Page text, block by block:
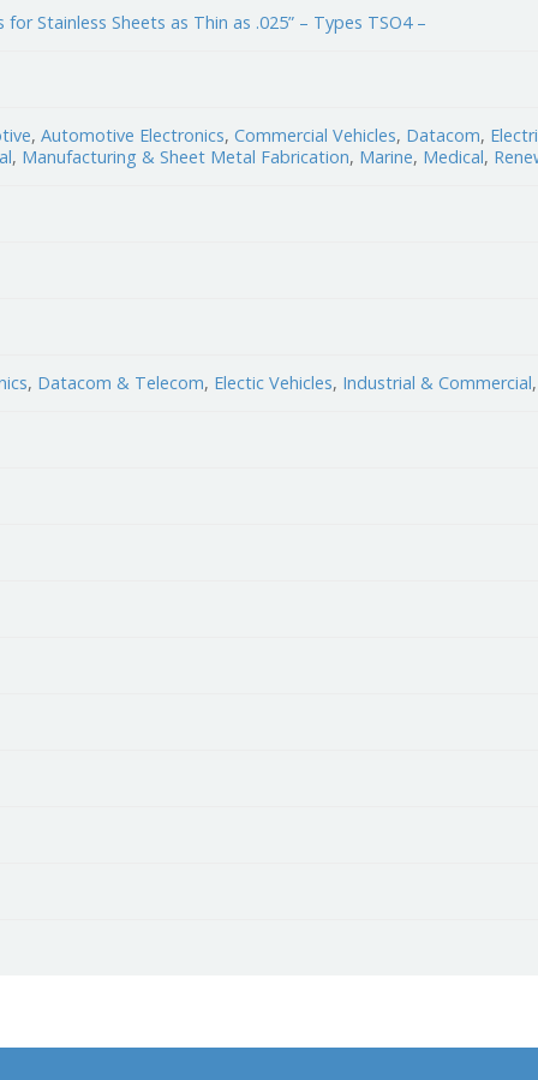
Stainless Sheets as Thin as .025” – Types TSO4 –
,Automotive Electronics,Commercial Vehicles, Datacom,
, Manufacturing & Sheet Metal Fabrication, Marine, Medical,
, Datacom & Telecom, Electic Vehicles, Industrial & Commercial